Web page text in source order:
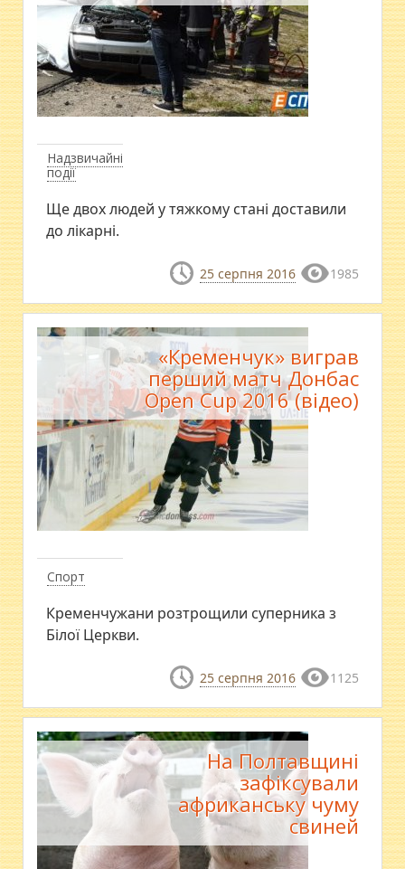
Надзвичайні
події
​Ще двох людей у тяжкому стані доставили
до лікарні.
25 серпня 2016 1985
Спорт
«Кременчук» виграв
перший матч Донбас
Open Cup 2016 (відео)
Кременчужани розтрощили суперника з
Білої Церкви.
25 серпня 2016 1125
На Полтавщині
зафіксували
африканську чуму
свиней